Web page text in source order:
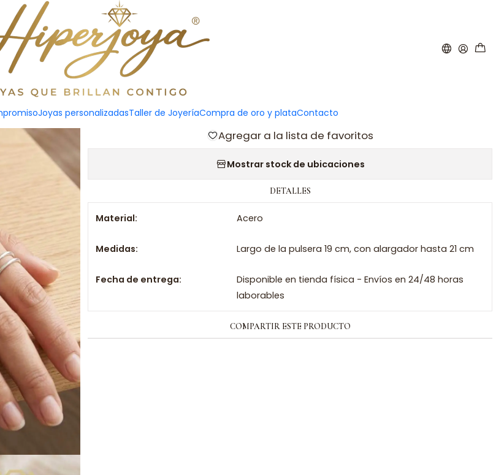
Joyas personalizadasTaller de JoyeríaCompra de oro y plataContacto
Cantidad
Agregar al carro
Agregar a la lista de favoritos
Mostrar stock de ubicaciones
DETALLES
Material: Acero
Medidas: Largo de la pulsera 19 cm, con alargador hasta 21 cm
Fecha de entrega:
Disponible en tienda física - Envíos en 24/48 horas
laborables
COMPARTIR ESTE PRODUCTO